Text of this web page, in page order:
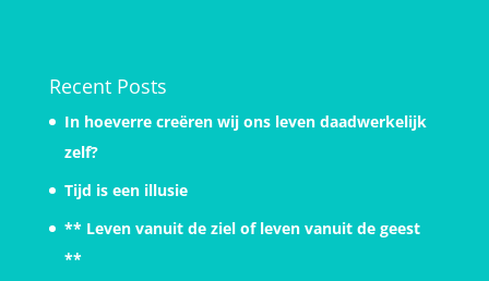
Recent Posts
In hoeverre creëren wij ons leven daadwerkelijk
zelf?
Tijd is een illusie
** Leven vanuit de ziel of leven vanuit de geest
**